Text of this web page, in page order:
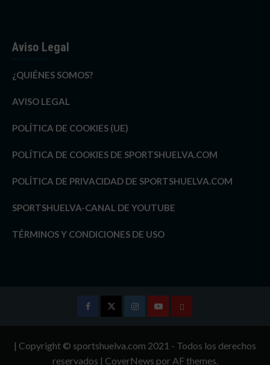
Aviso Legal
¿QUIÉNES SOMOS?
AVISO LEGAL
POLÍTICA DE COOKIES (UE)
POLÍTICA DE COOKIES DE SPORTSHUELVA.COM
POLÍTICA DE PRIVACIDAD DE SPORTSHUELVA.COM
SPORTSHUELVA-CANAL DE YOUTUBE
TÉRMINOS Y CONDICIONES DE USO
InstagramYoutubeTÉRMINOS
CONDICIONES
| Copyright © sportshuelva.com 2021 - Todos los derechos
reservados | CoverNews por AF themes.